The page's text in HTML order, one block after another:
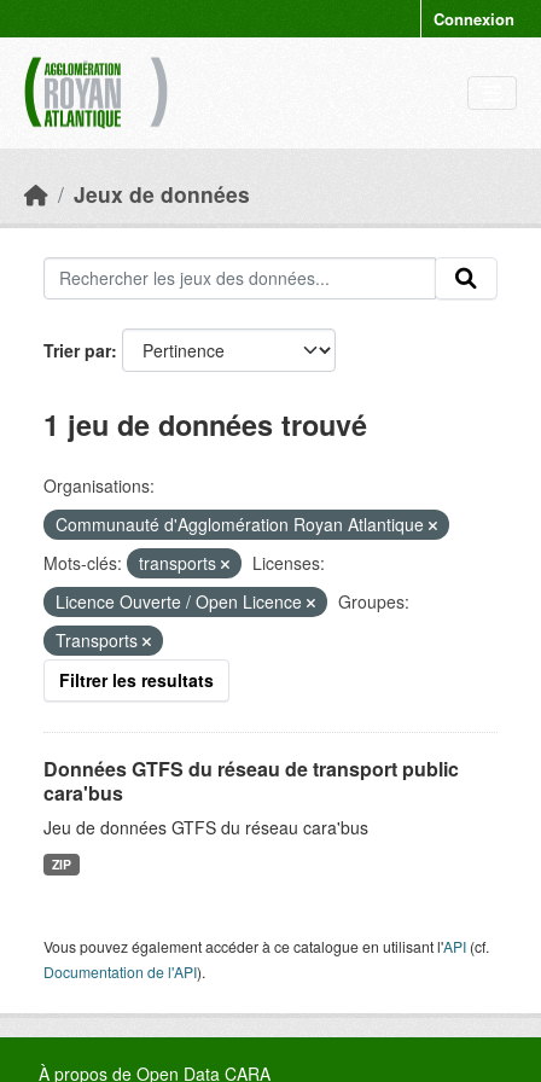
Connexion
Jeux de données
Trier par
1 jeu de données trouvé
Organisations:
Communauté d'Agglomération Royan Atlantique
Mots-clés:
transports
Licenses:
Licence Ouverte / Open Licence
Groupes:
Transports
Filtrer les resultats
Données GTFS du réseau de transport public
cara'bus
Jeu de données GTFS du réseau cara'bus
ZIP
Vous pouvez également accéder à ce catalogue en utilisant l'API (cf.
Documentation de l'API).
À propos de Open Data CARA